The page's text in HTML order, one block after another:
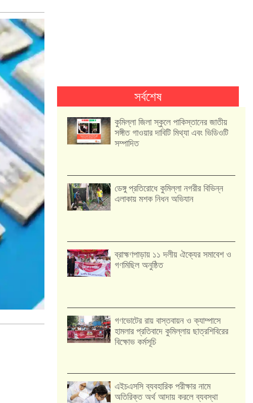
সর্বশেষ
কুমিল্লা জিলা স্কুলে পাকিস্তানের জাতীয়
সঙ্গীত গাওয়ার দাবিটি মিথ্যা এবং ভিডিওটি
সম্পাদিত
ডেঙ্গু প্রতিরোধে কুমিল্লা নগরীর বিভিন্ন
এলাকায় মশক নিধন অভিযান
‎ব্রাহ্মণপাড়ায় ১১ দলীয় ঐক্যের সমাবেশ ও
গণমিছিল অনুষ্ঠিত
গণভোটের রায় বাস্তবায়ন ও ক্যাম্পাসে
হামলার প্রতিবাদে কুমিল্লায় ছাত্রশিবিরের
বিক্ষোভ কর্মসূচি
এইচএসসি ব্যবহারিক পরীক্ষার নামে
অতিরিক্ত অর্থ আদায় করলে ব্যবস্থা